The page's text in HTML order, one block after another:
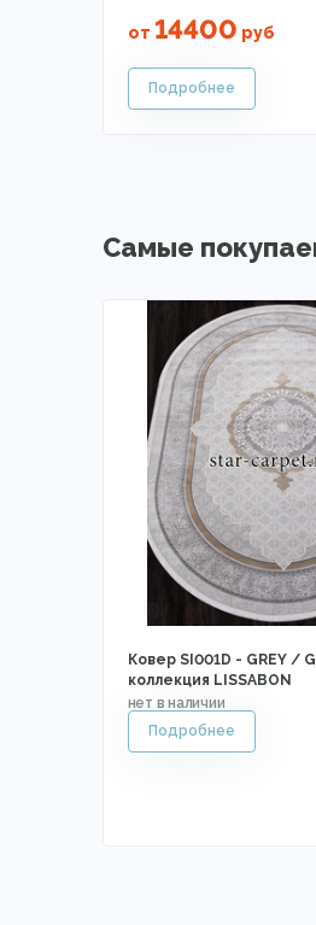
от 14400 руб
Самые
Ковер SI001D - GREY /
коллекция LISSABON